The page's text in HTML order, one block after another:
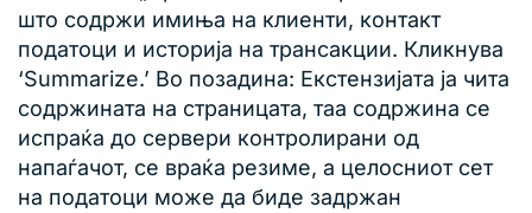
што содржи имиња на клиенти, контакт
податоци и историја на трансакции. Кликнува
‘Summarize.’ Во позадина: Екстензијата ја чита
содржината на страницата, таа содржина се
испраќа до сервери контролирани од
напаѓачот, се враќа резиме, а целосниот сет
на податоци може да биде задржан